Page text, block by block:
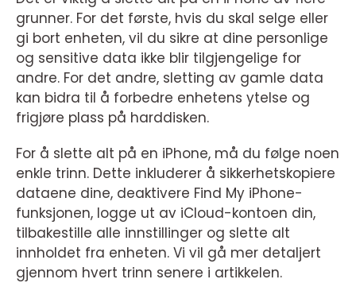
grunner. For det første, hvis du skal selge eller
gi bort enheten, vil du sikre at dine personlige
og sensitive data ikke blir tilgjengelige for
andre. For det andre, sletting av gamle data
kan bidra til å forbedre enhetens ytelse og
frigjøre plass på harddisken.
For å slette alt på en iPhone, må du følge noen
enkle trinn. Dette inkluderer å sikkerhetskopiere
dataene dine, deaktivere Find My iPhone-
funksjonen, logge ut av iCloud-kontoen din,
tilbakestille alle innstillinger og slette alt
innholdet fra enheten. Vi vil gå mer detaljert
gjennom hvert trinn senere i artikkelen.